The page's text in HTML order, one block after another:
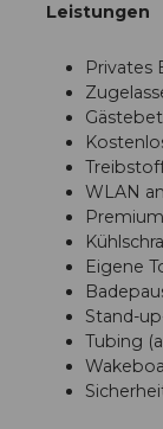
Leistungen
Privates
WLAN
Eigene
Stand-
Tubing